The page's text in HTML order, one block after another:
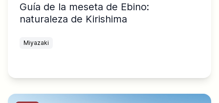
Guía de la meseta de Ebino:
naturaleza de Kirishima
Miyazaki